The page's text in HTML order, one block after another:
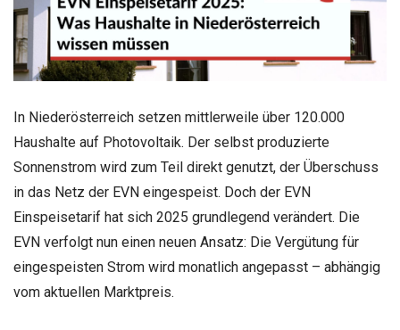
In Niederösterreich setzen mittlerweile über 120.000
Haushalte auf Photovoltaik. Der selbst produzierte
Sonnenstrom wird zum Teil direkt genutzt, der Überschuss
in das Netz der EVN eingespeist. Doch der EVN
Einspeisetarif hat sich 2025 grundlegend verändert. Die
EVN verfolgt nun einen neuen Ansatz: Die Vergütung für
eingespeisten Strom wird monatlich angepasst – abhängig
vom aktuellen Marktpreis.